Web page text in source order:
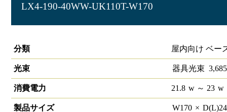
LX4-190-40WW-UK110T-W170
分類
屋内向け ベー
光束 器具光束 3,685
消費電力 21.8 w～ 23 w
製品サイズ W170 × D(L)